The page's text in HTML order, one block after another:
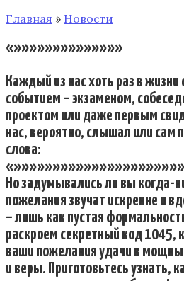
Главная » Новости
«»»»»»»»»»»»»»»
Каждый из нас хоть раз в
событием – экзаменом,
проектом или даже первым
нас, вероятно, слышал или сам
слова:
Но задумывались ли вы когда-
пожелания звучат искренне и
– лишь как пустая
раскроем секретный код 1045,
ваши пожелания удачи в
и веры. Приготовьтесь узнать,